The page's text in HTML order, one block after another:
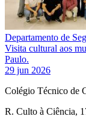
Departamento de
Visita cultural aos
Paulo.
29 jun 2026
Colégio Técnico de
R. Culto à Ciência,